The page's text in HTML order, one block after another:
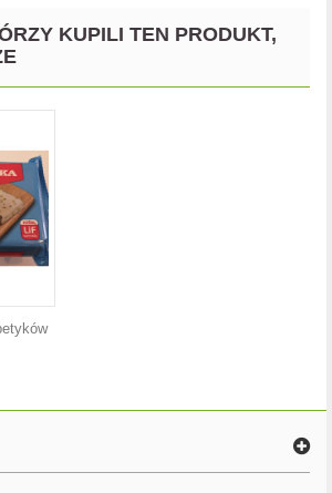
KUPILI TEN PRODUKT,